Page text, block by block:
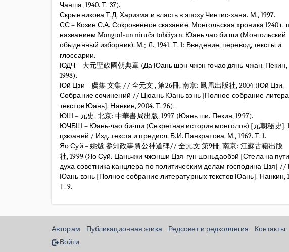
Чанша, 1940. Т. 37).
Скрынникова Т.Д. Харизма и власть в эпоху Чингис-хана. М., 1997.
СС – Козин С.А. Сокровенное сказание. Монгольская хроника 1240 г.
названием Mongгol-un niгuča tobčiyan. Юань чао би ши (Монгольский
обыденный изборник). М.; Л., 1941. Т. 1: Введение, перевод, тексты и
глоссарии.
ЮДЧ – 大元聖政國朝典章 (Да Юань шэн-чжэн гочао дянь-чжан. Пекин,
1998).
Юй Цзи – 虞集 文集 // 全元文 , 第26冊, 南京: 鳳凰出版社, 2004 (Юй Цзи.
Собрание сочинений // Цюань Юань вэнь [Полное собрание
текстов Юань]. Нанкин, 2004. Т. 26).
ЮШ – 元史, 北京: 中華書局出版, 1997 (Юань ши. Пекин, 1997).
ЮЧБШ – Юань-чао би-ши (Секретная история монголов) [元朝秘史].
цзюаней / Изд. текста и предисл. Б.И. Панкратова. М., 1962. Т. 1.
Яо Суй – 姚燧 參知政事賈公神道碑// 全元文 第9冊, 南京: 江蘇古籍出版
社, 1999 (Яо Суй. Цаньчжи чжэнши Цзя-гун шэньдаобэй [Стела на пути
духа советника канцлера по политическим делам господина Цзя]
Юань вэнь [Полное собрание литературных текстов Юань]. Нанкин,
Т. 9.
Авторам Публикационная этика Редсовет и редколлегия
Контакты
Войти